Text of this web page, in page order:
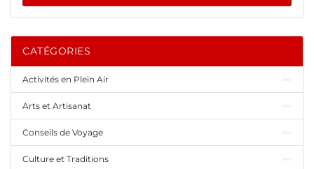
CATÉGORIES
Activités en Plein Air
Arts et Artisanat
Conseils de Voyage
Culture et Traditions